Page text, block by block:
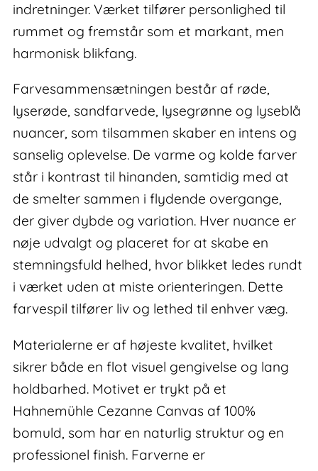
indretninger. Værket tilfører personlighed til
rummet og fremstår som et markant, men
harmonisk blikfang.
Farvesammensætningen består af røde,
lyserøde, sandfarvede, lysegrønne og lyseblå
nuancer, som tilsammen skaber en intens og
sanselig oplevelse. De varme og kolde farver
står i kontrast til hinanden, samtidig med at
de smelter sammen i flydende overgange,
der giver dybde og variation. Hver nuance er
nøje udvalgt og placeret for at skabe en
stemningsfuld helhed, hvor blikket ledes rundt
i værket uden at miste orienteringen. Dette
farvespil tilfører liv og lethed til enhver væg.
Materialerne er af højeste kvalitet, hvilket
sikrer både en flot visuel gengivelse og lang
holdbarhed. Motivet er trykt på et
Hahnemühle Cezanne Canvas af 100%
bomuld, som har en naturlig struktur og en
professionel finish. Farverne er